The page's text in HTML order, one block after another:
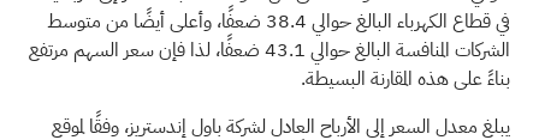
في قطاع الكهرباء البالغ حوالي 38.4 ضعفًا، وأعلى أيضًا من متوسط
الشركات المنافسة البالغ حوالي 43.1 ضعفًا، لذا فإن سعر السهم مرتفع
بناءً على هذه المقارنة البسيطة.
يبلغ معدل السعر إلى الأرباح العادل لشركة باول إندستريز، وفقًا لموقع